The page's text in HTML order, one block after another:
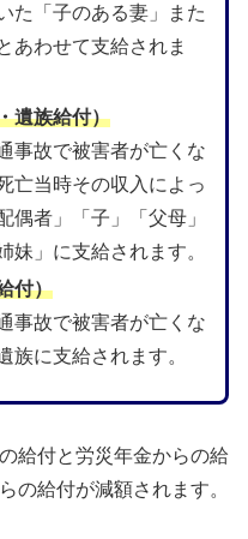
た「子のある妻」また
あわせて支給されま
遺族給付）
事故で被害者が亡くな
亡当時その収入によっ
偶者」「子」「父母」
妹」に支給されます。
付）
事故で被害者が亡くな
族に支給されます。
給付と労災年金からの給
の給付が減額されます。